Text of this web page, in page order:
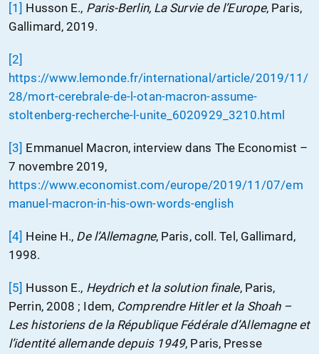
[1] Husson E., Paris-Berlin, La Survie de l’Europe, Paris,
Gallimard, 2019.
[2]
https://www.lemonde.fr/international/article/2019/11/
28/mort-cerebrale-de-l-otan-macron-assume-
stoltenberg-recherche-l-unite_6020929_3210.html
[3] Emmanuel Macron, interview dans The Economist –
7 novembre 2019,
https://www.economist.com/europe/2019/11/07/em
manuel-macron-in-his-own-words-english
[4] Heine H., De l’Allemagne, Paris, coll. Tel, Gallimard,
1998.
[5] Husson E., Heydrich et la solution finale, Paris,
Perrin, 2008 ; Idem, Comprendre Hitler et la Shoah –
Les historiens de la République Fédérale d’Allemagne et
l’identité allemande depuis 1949, Paris, Presse